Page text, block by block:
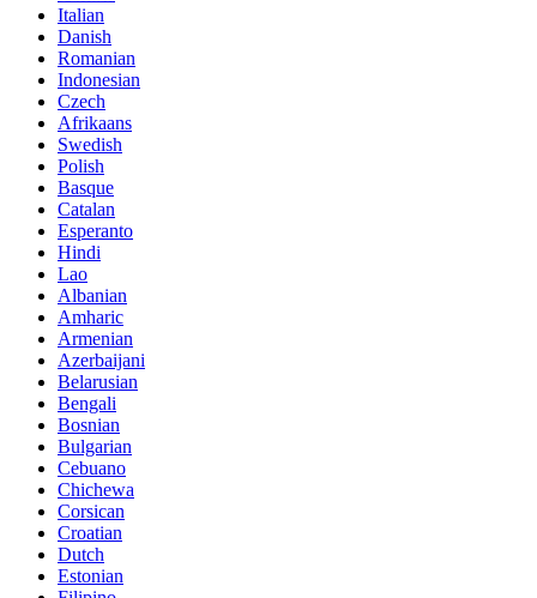
Italian
Danish
Romanian
Indonesian
Czech
Afrikaans
Swedish
Polish
Basque
Catalan
Esperanto
Hindi
Lao
Albanian
Amharic
Armenian
Azerbaijani
Belarusian
Bengali
Bosnian
Bulgarian
Cebuano
Chichewa
Corsican
Croatian
Dutch
Estonian